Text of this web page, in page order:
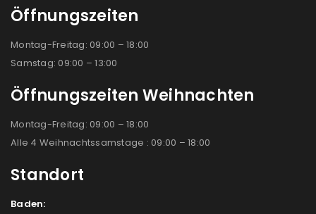
Öffnungszeiten
Montag-Freitag: 09:00 – 18:00
Samstag: 09:00 – 13:00
Öffnungszeiten Weihnachten
Montag-Freitag: 09:00 – 18:00
Alle 4 Weihnachtssamstage : 09:00 – 18:00
Standort
Baden: